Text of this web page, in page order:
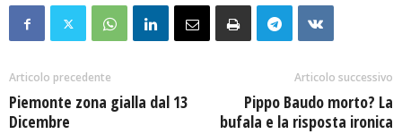
Articolo precedente
Piemonte zona gialla dal 13
Dicembre
Articolo successivo
Pippo Baudo morto? La
bufala e la risposta ironica